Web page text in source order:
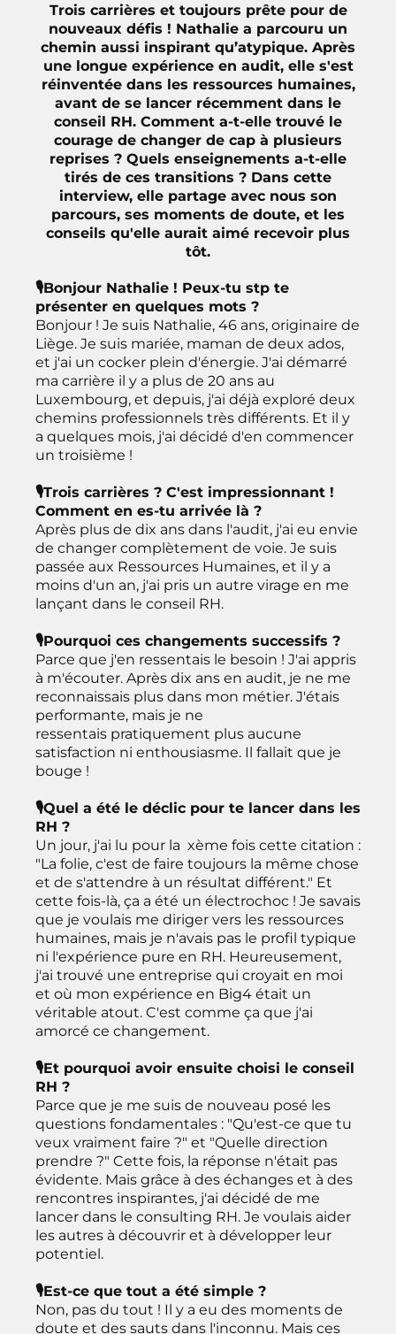
Trois carrières et toujours prête pour de
nouveaux défis ! Nathalie a parcouru un
chemin aussi inspirant qu’atypique. Après
une longue expérience en audit, elle s'est
réinventée dans les ressources humaines,
avant de se lancer récemment dans le
conseil RH. Comment a-t-elle trouvé le
courage de changer de cap à plusieurs
reprises ? Quels enseignements a-t-elle
tirés de ces transitions ? Dans cette
interview, elle partage avec nous son
parcours, ses moments de doute, et les
conseils qu'elle aurait aimé recevoir plus
tôt.
🎙Bonjour Nathalie ! Peux-tu stp te
présenter en quelques mots ?
Bonjour ! Je suis Nathalie, 46 ans, originaire de
Liège. Je suis mariée, maman de deux ados,
et j'ai un cocker plein d'énergie. J'ai démarré
ma carrière il y a plus de 20 ans au
Luxembourg, et depuis, j'ai déjà exploré deux
chemins professionnels très différents. Et il y
a quelques mois, j'ai décidé d'en commencer
un troisième !
🎙Trois carrières ? C'est impressionnant !
Comment en es-tu arrivée là ?
Après plus de dix ans dans l'audit, j'ai eu envie
de changer complètement de voie. Je suis
passée aux Ressources Humaines, et il y a
moins d'un an, j'ai pris un autre virage en me
lançant dans le conseil RH.
🎙Pourquoi ces changements successifs ?
Parce que j'en ressentais le besoin ! J'ai appris
à m'écouter. Après dix ans en audit, je ne me
reconnaissais plus dans mon métier. J'étais
performante, mais je ne
ressentais pratiquement plus aucune
satisfaction ni enthousiasme. Il fallait que je
bouge !
🎙Quel a été le déclic pour te lancer dans les
RH ?
Un jour, j'ai lu pour la xème fois cette citation :
"La folie, c'est de faire toujours la même chose
et de s'attendre à un résultat différent." Et
cette fois-là, ça a été un électrochoc ! Je savais
que je voulais me diriger vers les ressources
humaines, mais je n'avais pas le profil typique
ni l'expérience pure en RH. Heureusement,
j'ai trouvé une entreprise qui croyait en moi
et où mon expérience en Big4 était un
véritable atout. C'est comme ça que j'ai
amorcé ce changement.
🎙Et pourquoi avoir ensuite choisi le conseil
RH ?
Parce que je me suis de nouveau posé les
questions fondamentales : "Qu'est-ce que tu
veux vraiment faire ?" et "Quelle direction
prendre ?" Cette fois, la réponse n'était pas
évidente. Mais grâce à des échanges et à des
rencontres inspirantes, j'ai décidé de me
lancer dans le consulting RH. Je voulais aider
les autres à découvrir et à développer leur
potentiel.
🎙Est-ce que tout a été simple ?
Non, pas du tout ! Il y a eu des moments de
doute et des sauts dans l'inconnu. Mais ces